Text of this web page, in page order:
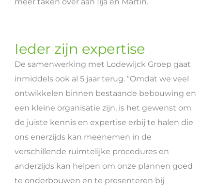
Ieder zijn expertise
De samenwerking met Lodewijck Groep gaat
inmiddels ook al 5 jaar terug. “Omdat we veel
ontwikkelen binnen bestaande bebouwing en
een kleine organisatie zijn, is het gewenst om
de juiste kennis en expertise erbij te halen die
ons enerzijds kan meenemen in de
verschillende ruimtelijke procedures en
anderzijds kan helpen om onze plannen goed
te onderbouwen en te presenteren bij